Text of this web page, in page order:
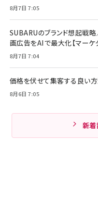
8月7日 7:05
SUBARUのブランド想起戦略
画広告をAIで最大化【マーケ
8月7日 7:04
価格を伏せて集客する良い
8月6日 7:05
新着